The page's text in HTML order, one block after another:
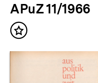
APuZ 11/1966
Inhalt